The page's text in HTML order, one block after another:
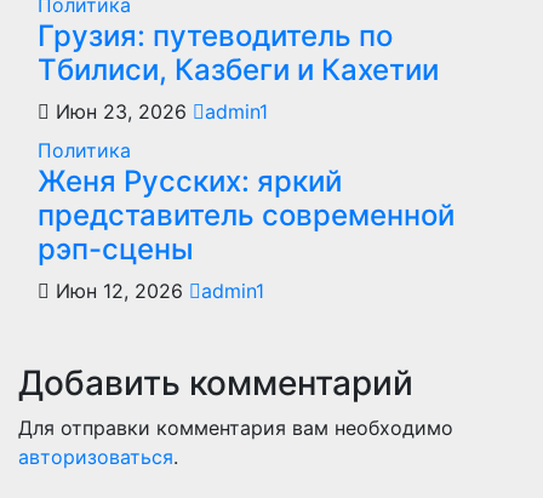
Политика
Грузия: путеводитель по
Тбилиси, Казбеги и Кахетии
Июн 23, 2026
admin1
Политика
Женя Русских: яркий
представитель современной
рэп-сцены
Июн 12, 2026 admin1
Добавить комментарий
Для отправки комментария вам необходимо
авторизоваться.